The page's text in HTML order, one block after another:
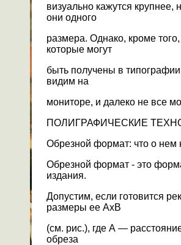
визуально кажутся
они одного
размера. Однако, кроме
которые могут
быть получены в
видим на
мониторе, и далеко не все
ПОЛИГРАФИЧЕСКИЕ
Обрезной формат: что о нем
Обрезной формат - это
издания.
Допустим, если готовится
размеры ее АхВ
(см. рис.), где А —
обреза